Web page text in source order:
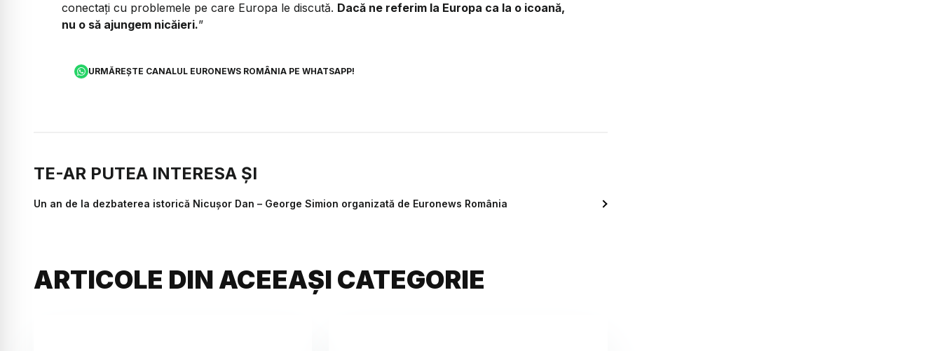
conectați cu problemele pe care Europa le discută. Dacă ne referim la Europa ca la o icoană,
nu o să ajungem nicăieri.”
URMĂREȘTE CANALUL EURONEWS ROMÂNIA PE WHATSAPP!
TE-AR PUTEA INTERESA ȘI
Un an de la dezbaterea istorică Nicușor Dan – George Simion organizată de Euronews România
ARTICOLE DIN ACEEAȘI CATEGORIE